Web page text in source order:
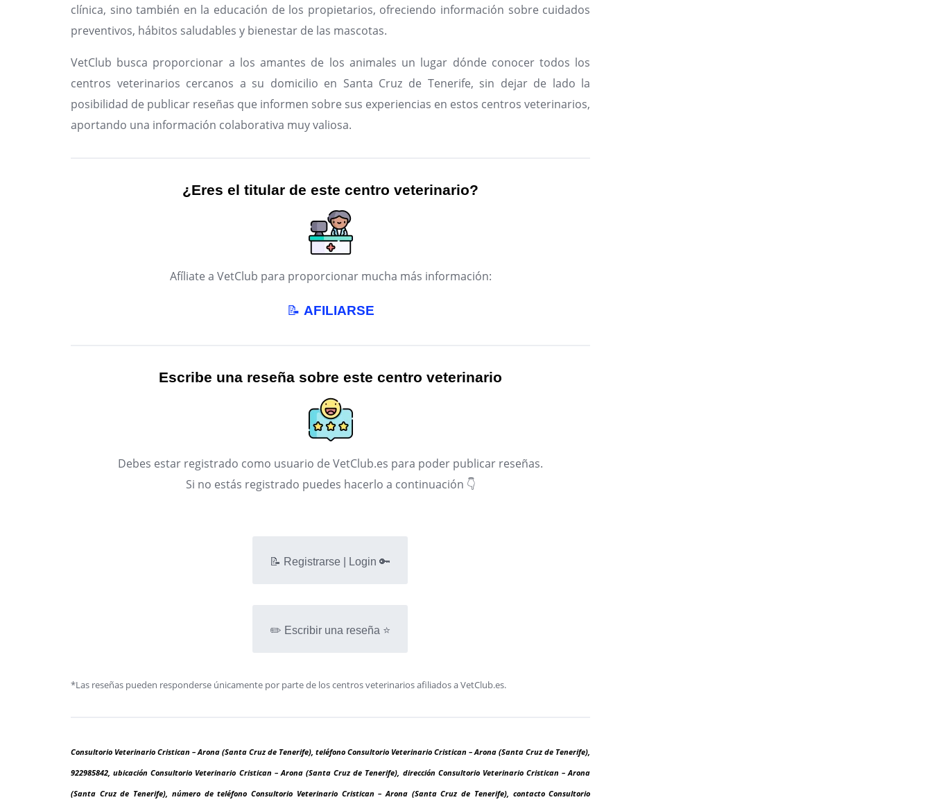
clínica, sino también en la educación de los propietarios, ofreciendo información sobre cuidados
preventivos, hábitos saludables y bienestar de las mascotas.
VetClub busca proporcionar a los amantes de los animales un lugar dónde conocer todos los
centros veterinarios cercanos a su domicilio en Santa Cruz de Tenerife, sin dejar de lado la
posibilidad de publicar reseñas que informen sobre sus experiencias en estos centros veterinarios,
aportando una información colaborativa muy valiosa.
¿Eres el titular de este centro veterinario?
Afíliate a VetClub para proporcionar mucha más información:
📝 AFILIARSE
Escribe una reseña sobre este centro veterinario
Debes estar registrado como usuario de VetClub.es para poder publicar reseñas.
Si no estás registrado puedes hacerlo a continuación 👇
📝 Registrarse | Login 🔑
✏️ Escribir una reseña ⭐
*Las reseñas pueden responderse únicamente por parte de los centros veterinarios afiliados a VetClub.es.
Consultorio Veterinario Cristican – Arona (Santa Cruz de Tenerife), teléfono Consultorio Veterinario Cristican – Arona (Santa Cruz de Tenerife),
922985842, ubicación Consultorio Veterinario Cristican – Arona (Santa Cruz de Tenerife), dirección Consultorio Veterinario Cristican – Arona
(Santa Cruz de Tenerife), número de teléfono Consultorio Veterinario Cristican – Arona (Santa Cruz de Tenerife), contacto Consultorio